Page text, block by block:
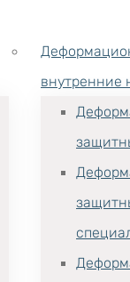
внутренние